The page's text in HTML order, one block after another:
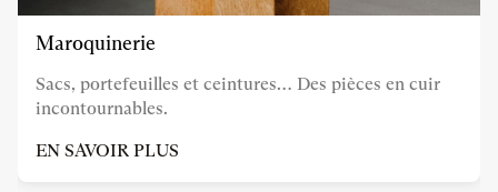
Maroquinerie
Sacs, portefeuilles et ceintures… Des pièces en cuir
incontournables.
EN SAVOIR PLUS